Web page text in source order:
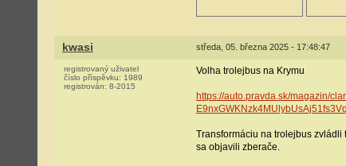
kwasi středa, 05. března 2025 - 17:48:47
registrovaný uživatel
číslo příspěvku: 1989
registrován: 8-2015
Volha trolejbus na Krymu
https://auto.pravda.sk/magazin/
Transformáciu na trolejbus
sa objavili zberače.